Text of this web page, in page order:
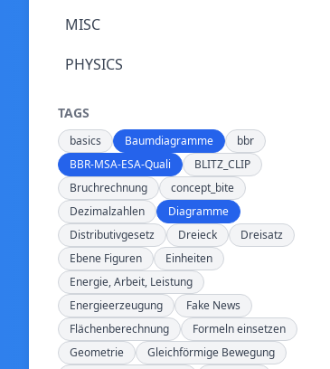
MISC
PHYSICS
TAGS
basics Baumdiagramme
bbr
BBR-MSA-ESA-Quali
BLITZ_CLIP
Bruchrechnung
concept_bite
Dezimalzahlen
Diagramme
Distributivgesetz
Dreieck
Dreisatz
Ebene Figuren
Einheiten
Energie, Arbeit, Leistung
Energieerzeugung
Fake News
Flächenberechnung
Formeln einsetzen
Geometrie
Gleichförmige Bewegung